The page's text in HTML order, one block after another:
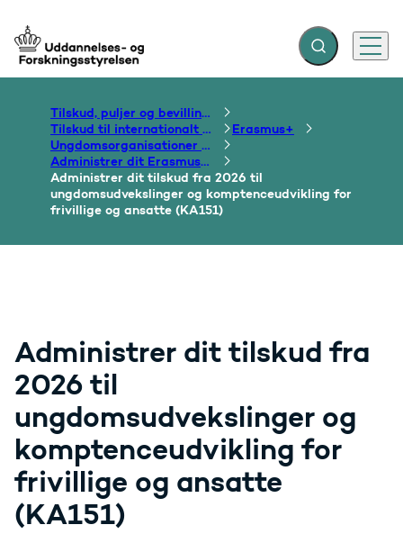
Gå til forsiden Fold søgefelt ud
Menu
Tilskud, puljer og bevillinger
Tilskud til internationalt samarbejde om uddannelse
Erasmus+
Ungdomsorganisationer og -foreninger
Administrer dit Erasmus+ tilskud
Administrer dit tilskud fra 2026 til
ungdomsudvekslinger og komptenceudvikling for
frivillige og ansatte (KA151)
Administrer dit tilskud fra
2026 til
ungdomsudvekslinger og
komptenceudvikling for
frivillige og ansatte
(KA151)